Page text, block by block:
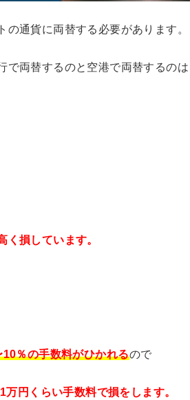
通貨に両替する必要があります。
で両替するのと空港で両替するのは
損しています。
10％の手数料がひかれるので
円くらい手数料で損をします。